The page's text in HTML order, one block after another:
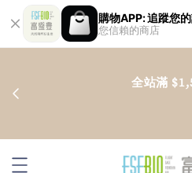
購物APP: 追蹤您
您信賴的商店
        全站滿 $1,500 折 $80